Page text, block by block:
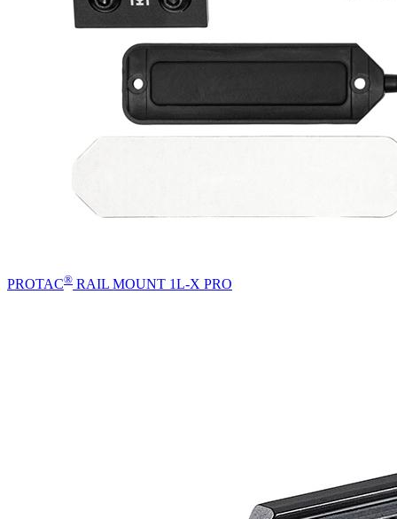
PROTAC® RAIL MOUNT 1L-X PRO